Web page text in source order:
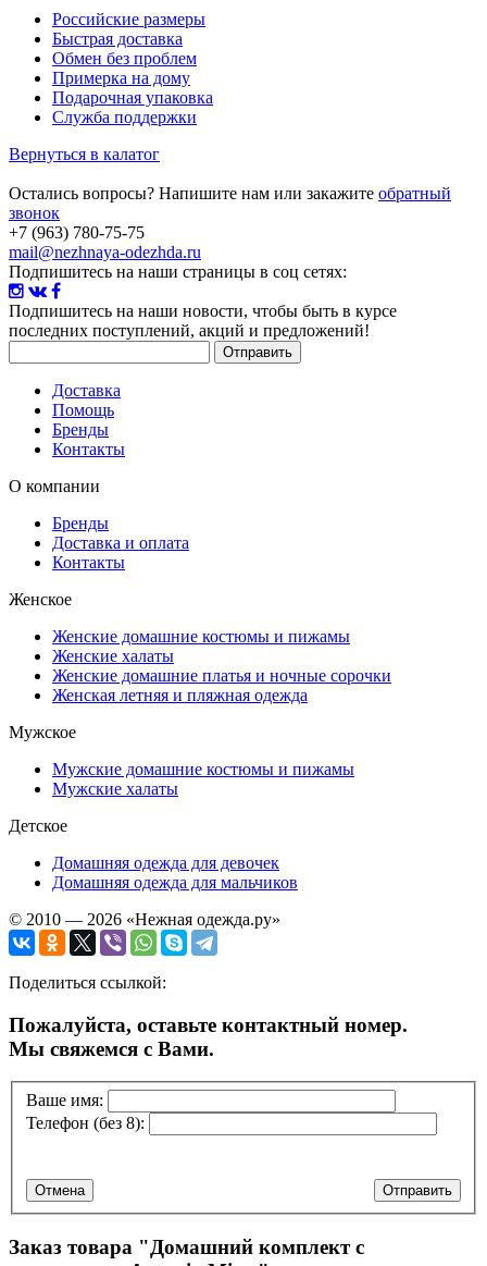
Российские размеры
Быстрая доставка
Обмен без проблем
Примерка на дому
Подарочная упаковка
Служба поддержки
Вернуться в калатог
Остались вопросы? Напишите нам или закажите обратный
звонок
+7 (963) 780-75-75
mail@nezhnaya-odezhda.ru
Подпишитесь на наши страницы в соц сетях:
Подпишитесь на наши новости, чтобы быть в курсе
последних поступлений, акций и предложений!
Доставка
Помощь
Бренды
Контакты
О компании
Бренды
Доставка и оплата
Контакты
Женское
Женские домашние костюмы и пижамы
Женские халаты
Женские домашние платья и ночные сорочки
Женская летняя и пляжная одежда
Мужское
Мужские домашние костюмы и пижамы
Мужские халаты
Детское
Домашняя одежда для девочек
Домашняя одежда для мальчиков
© 2010 — 2026 «Нежная одежда.ру»
Поделиться ссылкой:
Пожалуйста, оставьте контактный номер.
Мы свяжемся с Вами.
Ваше имя:
Телефон (без 8):
Отправить
Отмена
Заказ товара "Домашний комплект с